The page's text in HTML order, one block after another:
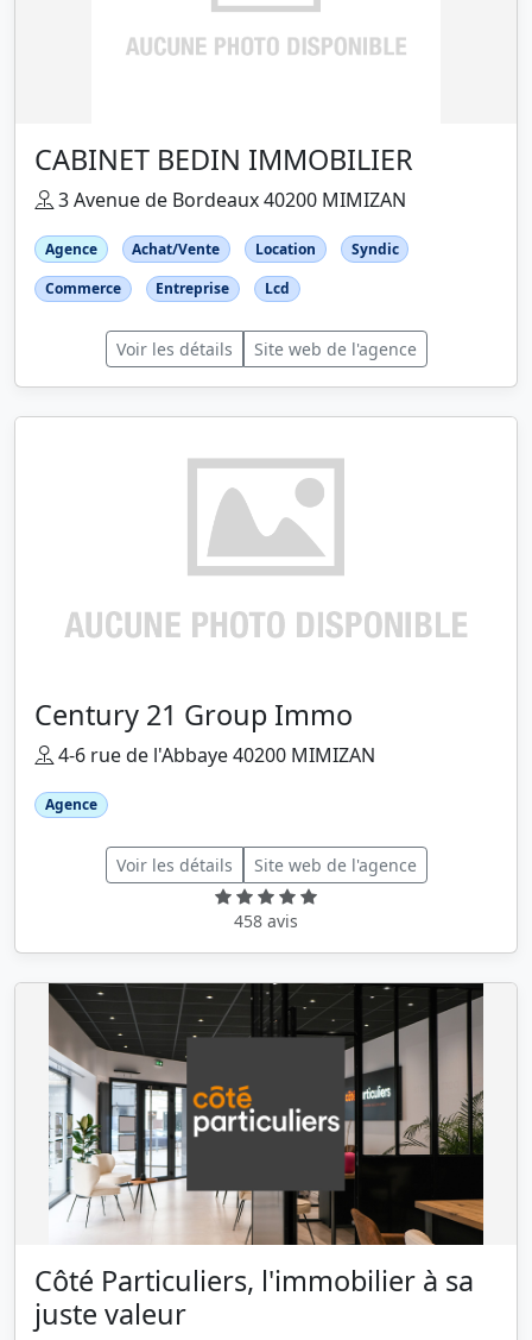
CABINET BEDIN IMMOBILIER
3 Avenue de Bordeaux 40200 MIMIZAN
Agence Achat/Vente Location
Syndic
Commerce
Entreprise Lcd
Voir les détails Site web de l'agence
Century 21 Group Immo
4-6 rue de l'Abbaye 40200 MIMIZAN
Agence
Voir les détails Site web de l'agence
458 avis
Côté Particuliers, l'immobilier à sa
juste valeur